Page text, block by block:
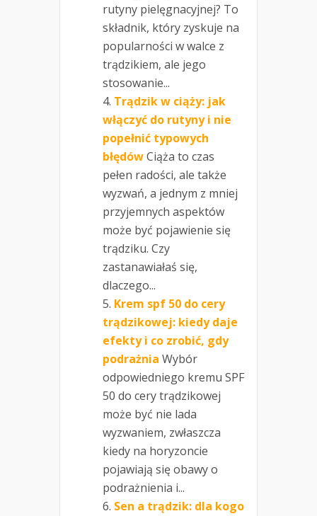
rutyny pielęgnacyjnej? To
składnik, który zyskuje na
popularności w walce z
trądzikiem, ale jego
stosowanie...
Trądzik w ciąży: jak
włączyć do rutyny i nie
popełnić typowych
błędówCiąża to czas
pełen radości, ale także
wyzwań, a jednym z mniej
przyjemnych aspektów
może być pojawienie się
trądziku. Czy
zastanawiałaś się,
dlaczego...
Krem spf 50 do cery
trądzikowej: kiedy daje
efekty i co zrobić, gdy
podrażnia Wybór
odpowiedniego kremu SPF
50 do cery trądzikowej
może być nie lada
wyzwaniem, zwłaszcza
kiedy na horyzoncie
pojawiają się obawy o
podrażnienia i...
Sen a trądzik: dla kogo